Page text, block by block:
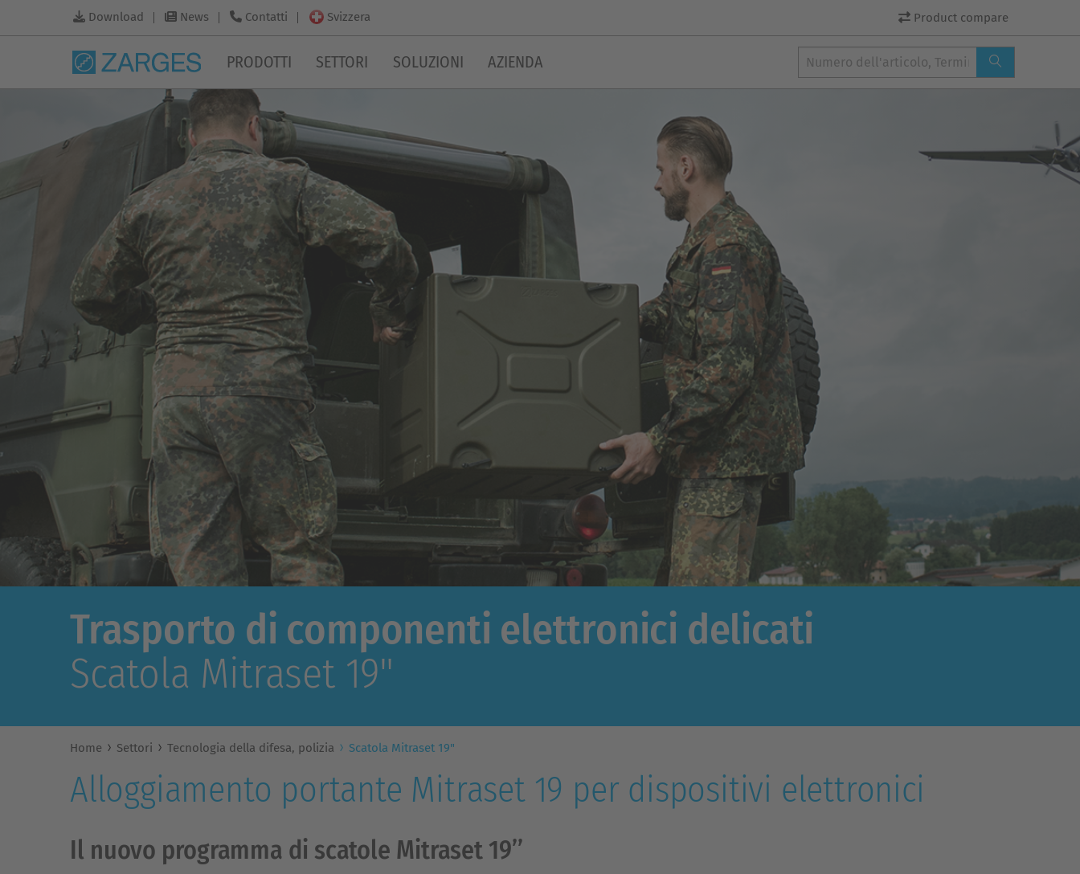
Download News Contatti Svizzera Product compare
PRODOTTI SETTORI SOLUZIONI AZIENDA
Trasporto di componenti elettronici delicati
Scatola Mitraset 19"
Home Settori Tecnologia della difesa, polizia Scatola Mitraset 19"
Alloggiamento portante Mitraset 19 per dispositivi elettronici
Il nuovo programma di scatole Mitraset 19’’